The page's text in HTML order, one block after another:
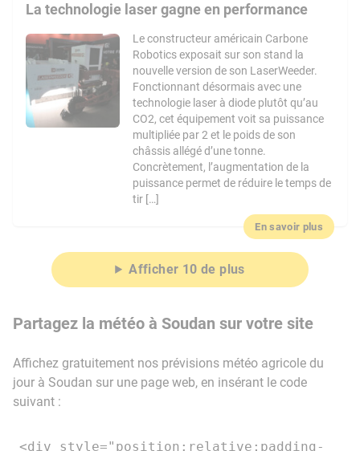
La technologie laser gagne en performance
Le constructeur américain Carbone
Robotics exposait sur son stand la
nouvelle version de son LaserWeeder.
Fonctionnant désormais avec une
technologie laser à diode plutôt qu’au
CO2, cet équipement voit sa puissance
multipliée par 2 et le poids de son
châssis allégé d’une tonne.
Concrètement, l’augmentation de la
puissance permet de réduire le temps de
tir […]
En savoir plus
Afficher 10 de plus
Partagez la météo à Soudan sur votre site
Affichez gratuitement nos prévisions météo agricole du
jour à Soudan sur une page web, en insérant le code
suivant :